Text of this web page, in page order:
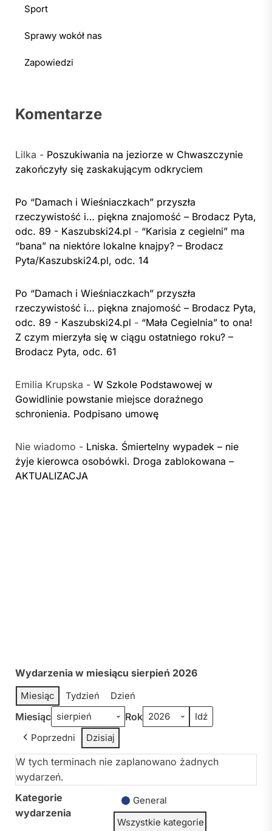
Sport
Sprawy wokół nas
Zapowiedzi
Komentarze
Lilka - Poszukiwania na jeziorze w Chwaszczynie
zakończyły się zaskakującym odkryciem
Po “Damach i Wieśniaczkach” przyszła
rzeczywistość i… piękna znajomość – Brodacz Pyta,
odc. 89 - Kaszubski24.pl - “Karisia z cegielni” ma
“bana” na niektóre lokalne knajpy? – Brodacz
Pyta/Kaszubski24.pl, odc. 14
Po “Damach i Wieśniaczkach” przyszła
rzeczywistość i… piękna znajomość – Brodacz Pyta,
odc. 89 - Kaszubski24.pl - “Mała Cegielnia” to ona!
Z czym mierzyła się w ciągu ostatniego roku? –
Brodacz Pyta, odc. 61
Emilia Krupska - W Szkole Podstawowej w
Gowidlinie powstanie miejsce doraźnego
schronienia. Podpisano umowę
Nie wiadomo - Lniska. Śmiertelny wypadek – nie
żyje kierowca osobówki. Droga zablokowana –
AKTUALIZACJA
Wydarzenia w miesiącu sierpień 2026
Miesiąc Tydzień Dzień
Miesiąc Rok
Poprzedni Dzisiaj
W tych terminach nie zaplanowano żadnych
wydarzeń.
Kategorie
wydarzenia
General
Wszystkie kategorie